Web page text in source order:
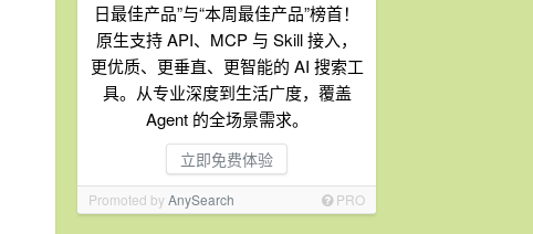
日最佳产品”与“本周最佳产品”榜首！
原生支持 API、MCP 与 Skill 接入，
更优质、更垂直、更智能的 AI 搜索工
具。从专业深度到生活广度，覆盖
Agent 的全场景需求。
立即免费体验
Promoted byAnySearch PRO